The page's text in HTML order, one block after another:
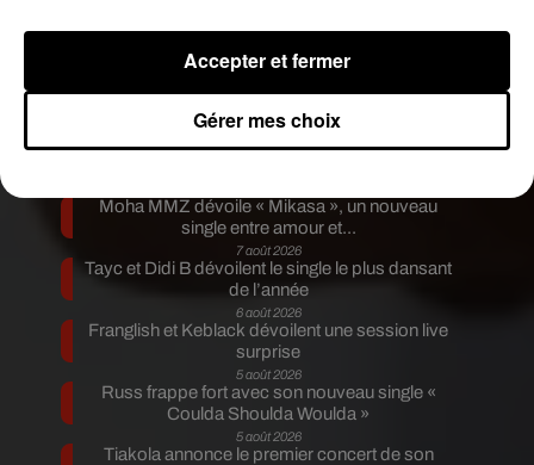
Publié : 22 octobre 2020 à 5h41 par Diane
Charbonnel
Fil actus
Moha MMZ dévoile « Mikasa », un nouveau
single entre amour et...
7 août 2026
Tayc et Didi B dévoilent le single le plus dansant
de l’année
6 août 2026
Franglish et Keblack dévoilent une session live
surprise
5 août 2026
Russ frappe fort avec son nouveau single «
Coulda Shoulda Woulda »
5 août 2026
Tiakola annonce le premier concert de son
Gérer mes choix
Accepter et fermer